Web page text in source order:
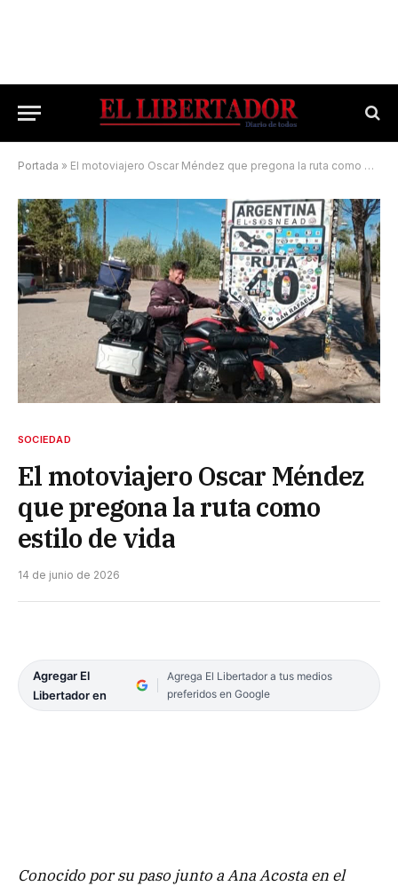
Portada » El motoviajero Oscar Méndez que pregona la ruta como estilo de vida
SOCIEDAD
El motoviajero Oscar Méndez
que pregona la ruta como
estilo de vida
14 de junio de 2026
Agregar El
Libertador en
Agrega El Libertador a tus medios
preferidos en Google
Conocido por su paso junto a Ana Acosta en el